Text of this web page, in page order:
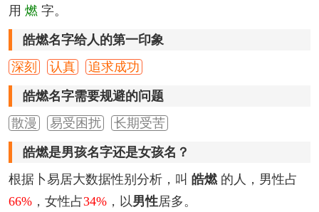
用 燃 字。
皓燃名字给人的第一印象
深刻
认真 追求成功
皓燃名字需要规避的问题
散漫
易受困扰 长期受苦
皓燃是男孩名字还是女孩名？
根据卜易居大数据性别分析，叫 皓燃的人，男性占
66% ，女性占34% ，以男性居多。